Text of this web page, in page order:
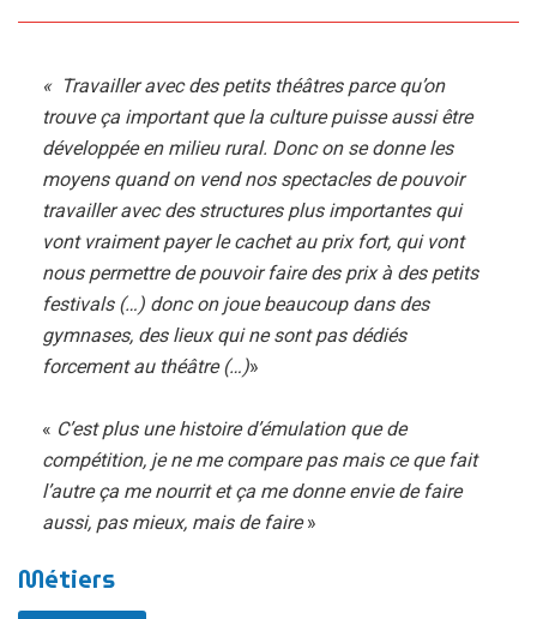
« Travailler avec des petits théâtres parce qu’on
trouve ça important que la culture puisse aussi être
développée en milieu rural. Donc on se donne les
moyens quand on vend nos spectacles de pouvoir
travailler avec des structures plus importantes qui
vont vraiment payer le cachet au prix fort, qui vont
nous permettre de pouvoir faire des prix à des petits
festivals (…) donc on joue beaucoup dans des
gymnases, des lieux qui ne sont pas dédiés
forcement au théâtre (…)»
« C’est plus une histoire d’émulation que de
compétition, je ne me compare pas mais ce que fait
l’autre ça me nourrit et ça me donne envie de faire
aussi, pas mieux, mais de faire»
Métiers